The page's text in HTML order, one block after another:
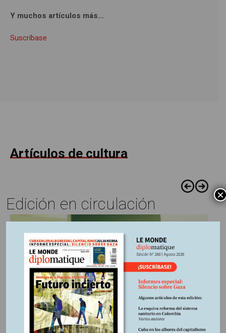
Y muchos artículos más…
Suscríbase
Artículos de cultura
Vanessa, Cuentos..., Feria del Libro...,
https://www.flickr.com/photos/rinax/7155836664/
20 ENERO, 2023
Edición en circulación ×